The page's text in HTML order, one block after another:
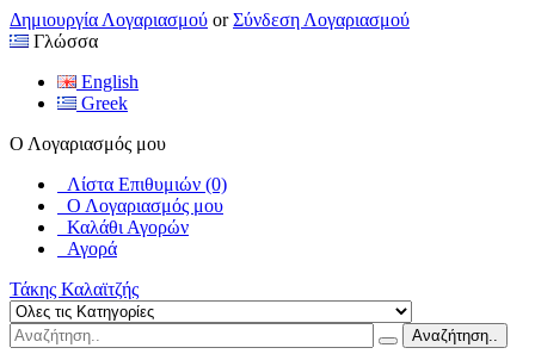
Δημιουργία Λογαριασμού orΣύνδεση Λογαριασμού
Γλώσσα
English
Greek
Ο Λογαριασμός μου
Λίστα Επιθυμιών (0)
Ο Λογαριασμός μου
Καλάθι Αγορών
Αγορά
Τάκης Καλαϊτζής
Αναζήτηση..